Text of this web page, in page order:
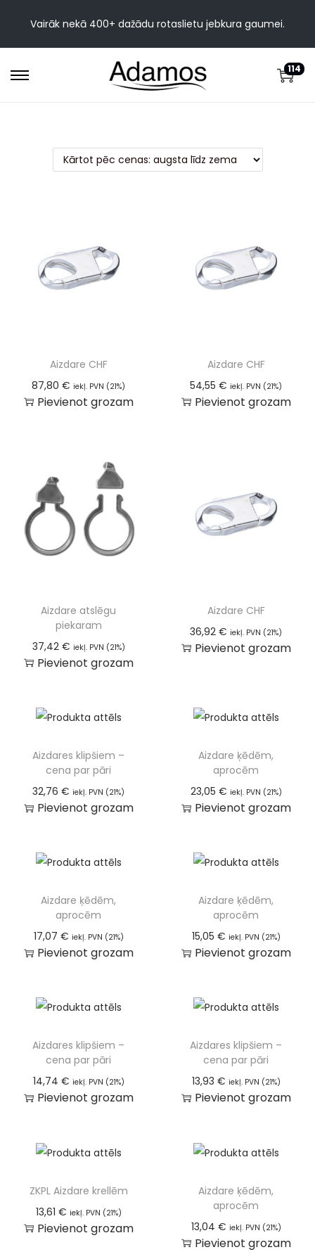
Vairāk nekā 400+ dažādu rotaslietu jebkura gaumei.
114
Aizdare CHF
87,80€ iekļ. PVN (21%)
Pievienot grozam
Aizdare CHF
54,55€ iekļ. PVN (21%)
Pievienot grozam
Aizdare atslēgu
piekaram
37,42 € iekļ. PVN (21%)
Pievienot grozam
Aizdare CHF
36,92€ iekļ. PVN (21%)
Pievienot grozam
Aizdares klipšiem –
cena par pāri
32,76€ iekļ. PVN (21%)
Pievienot grozam
Aizdare ķēdēm,
aprocēm
23,05 € iekļ. PVN (21%)
Pievienot grozam
Aizdare ķēdēm,
aprocēm
17,07 € iekļ. PVN (21%)
Pievienot grozam
Aizdare ķēdēm,
aprocēm
15,05 € iekļ. PVN (21%)
Pievienot grozam
Aizdares klipšiem –
cena par pāri
14,74 € iekļ. PVN (21%)
Pievienot grozam
Aizdares klipšiem –
cena par pāri
13,93 € iekļ. PVN (21%)
Pievienot grozam
ZKPL Aizdare krellēm
13,61 € iekļ. PVN (21%)
Pievienot grozam
Aizdare ķēdēm,
aprocēm
13,04 € iekļ. PVN (21%)
Pievienot grozam